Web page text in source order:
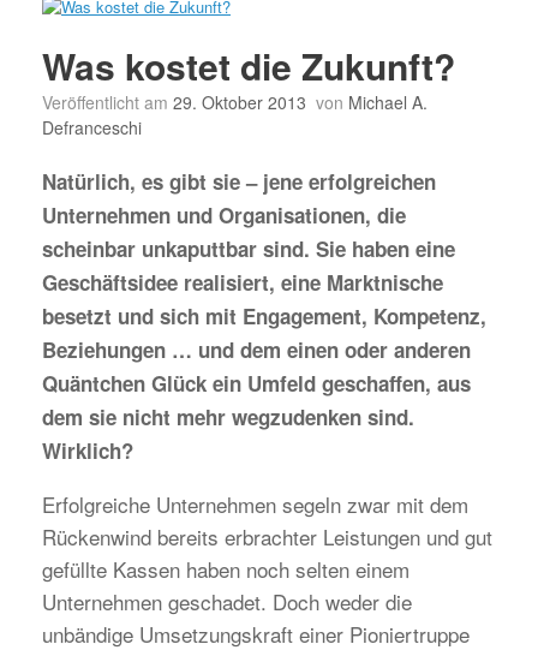
Was kostet die Zukunft?
Veröffentlicht am 29. Oktober 2013 von Michael A.
Defranceschi
Natürlich, es gibt sie – jene erfolgreichen
Unternehmen und Organisationen, die
scheinbar unkaputtbar sind. Sie haben eine
Geschäftsidee realisiert, eine Marktnische
besetzt und sich mit Engagement, Kompetenz,
Beziehungen … und dem einen oder anderen
Quäntchen Glück ein Umfeld geschaffen, aus
dem sie nicht mehr wegzudenken sind.
Wirklich?
Erfolgreiche Unternehmen segeln zwar mit dem
Rückenwind bereits erbrachter Leistungen und gut
gefüllte Kassen haben noch selten einem
Unternehmen geschadet. Doch weder die
unbändige Umsetzungskraft einer Pioniertruppe